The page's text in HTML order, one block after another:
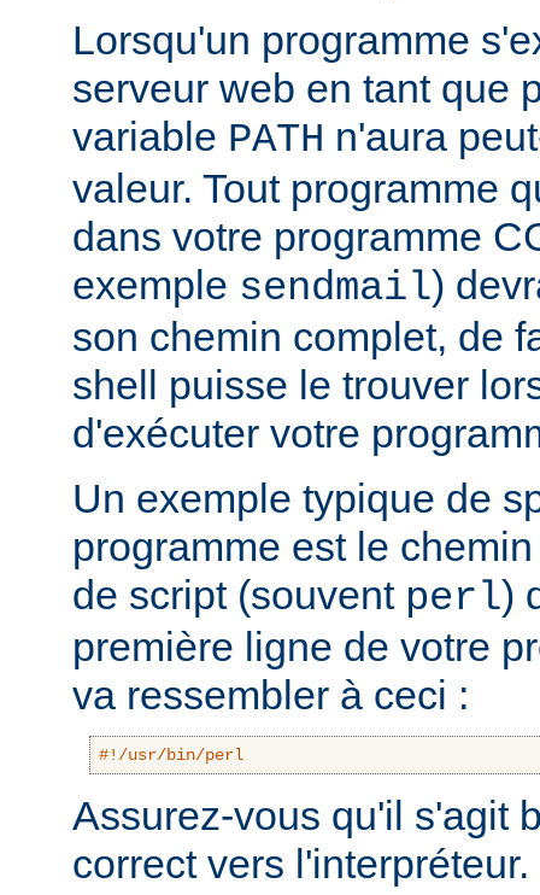
Lorsqu'un programme
serveur web en tant que
variable PATH n'aura
valeur. Tout programme
dans votre programme
exemple sendmail)
son chemin complet, de
shell puisse le trouver
d'exécuter votre
Un exemple typique de
programme est le
de script (souvent perl)
première ligne de votre
va ressembler à ceci :
#!/usr/bin/perl
Assurez-vous qu'il s'agit
correct vers l'interpréteur.